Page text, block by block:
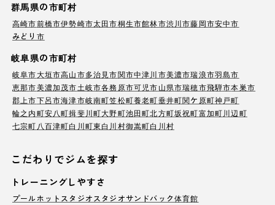
群馬県の市町村
高崎市前橋市伊勢崎市太田市桐生市館林市渋川市藤岡市安中市
みどり市
岐阜県の市町村
岐阜市大垣市高山市多治見市関市中津川市美濃市瑞浪市羽島市
恵那市美濃加茂市土岐市各務原市可児市山県市瑞穂市飛騨市本巣市
郡上市下呂市海津市岐南町笠松町養老町垂井町関ケ原町神戸町
輪之内町安八町揖斐川町大野町池田町北方町坂祝町富加町川辺町
七宗町 八百津町白川町東白川村御嵩町白川村
こだわりでジムを探す
トレーニングしやすさ
プールホットスタジオ スタジオサンドバック体育館